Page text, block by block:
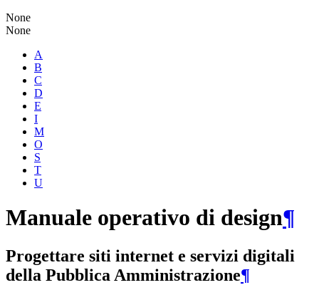
None
None
A
B
C
D
E
I
M
O
S
T
U
Manuale operativo di design¶
Progettare siti internet e servizi digitali
della Pubblica Amministrazione¶